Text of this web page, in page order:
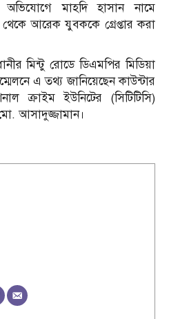
মাহদি হাসান নামে
থেকে আরেক যুবককে গ্রেপ্তার করা
মিন্টু রোডে ডিএমপির মিডিয়া
এ তথ্য জানিয়েছেন কাউন্টার
ক্রাইম ইউনিটের (সিটিটিসি)
আসাদুজ্জামান।